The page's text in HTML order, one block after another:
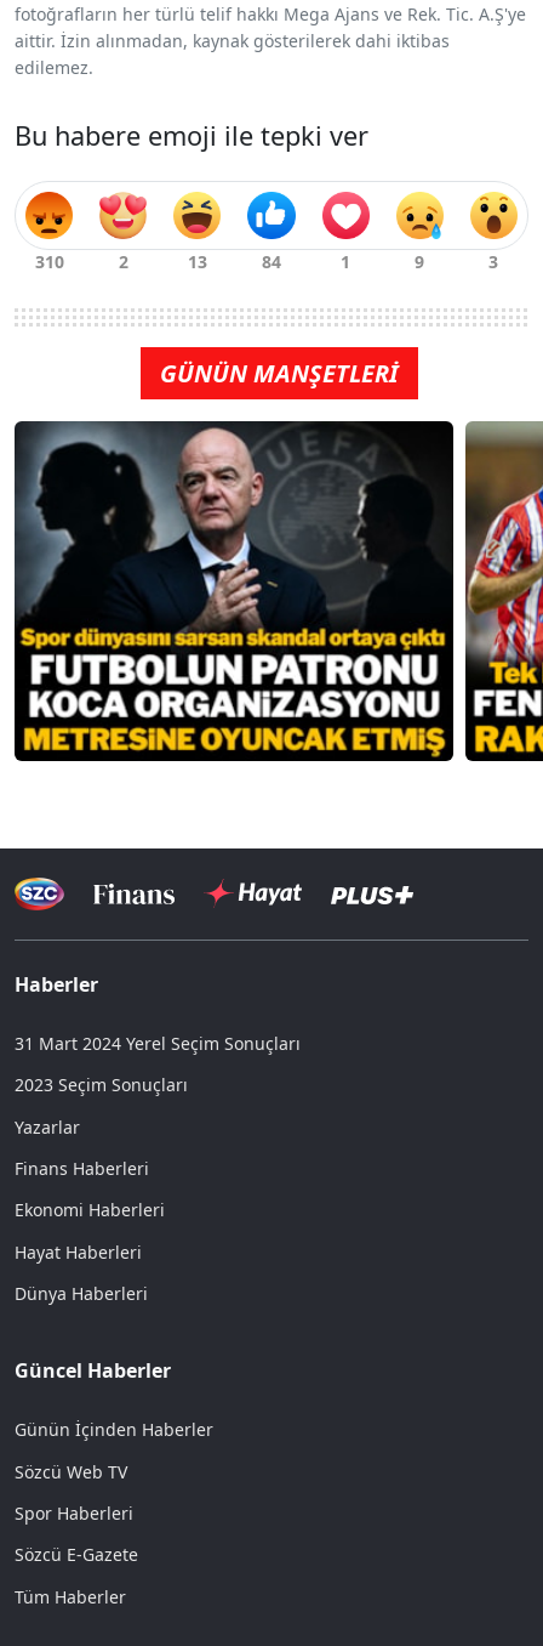
fotoğrafların her türlü telif hakkı Mega Ajans ve Rek. Tic. A.Ş'ye
aittir. İzin alınmadan, kaynak gösterilerek dahi iktibas
edilemez.
Bu habere emoji ile tepki ver
GÜNÜN MANŞETLERİ
Haberler
31 Mart 2024 Yerel Seçim Sonuçları
2023 Seçim Sonuçları
Yazarlar
Finans Haberleri
Ekonomi Haberleri
Hayat Haberleri
Dünya Haberleri
Güncel Haberler
Günün İçinden Haberler
Sözcü Web TV
Spor Haberleri
Sözcü E-Gazete
Tüm Haberler